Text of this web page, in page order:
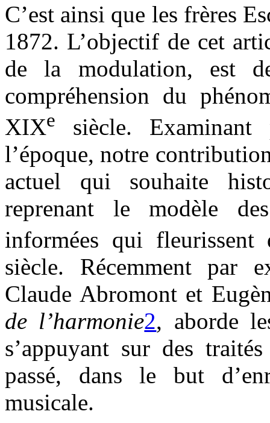
C’est ainsi que les frères
1872. L’objectif de cet
de la modulation, est
compréhension du
XIXe
siècle. Examinant
l’époque, notre
actuel qui souhaite
reprenant le modèle
informées qui
siècle. Récemment par
Claude Abromont et
de l’harmonie2, aborde
s’appuyant sur des
passé, dans le but
musicale.